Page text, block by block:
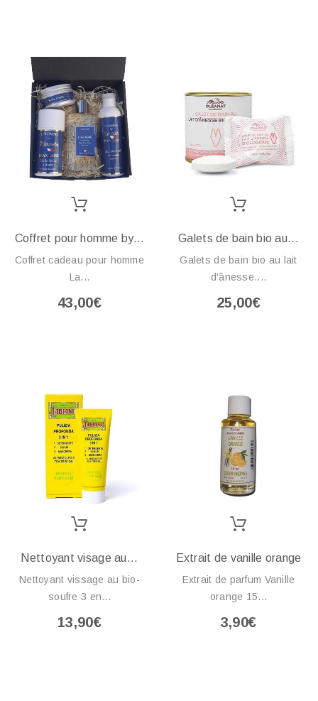
Coffret pour homme by...
Coffret cadeau pour homme
La...
43,00€
Galets de bain bio au...
Galets de bain bio au lait
d'ânesse....
25,00€
Nettoyant visage au...
Nettoyant vissage au bio-
soufre 3 en...
13,90€
Extrait de vanille orange
Extrait de parfum Vanille
orange 15...
3,90€